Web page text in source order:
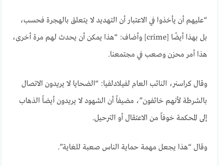
“عليهم أن يأخذوا في الاعتبار أن التهديد لا يتعلق بالهجرة فحسب،
بل بهذا أيضًا [crime] وأضاف: “هذا يمكن أن يحدث لهم مرة أخرى،
هذا أمر محزن وصعب في مجتمعنا.
وقال كراسنر، النائب العام لفيلادلفيا: “الضحايا لا يريدون الاتصال
بالشرطة لأنهم خائفون”، مضيفاً أن الشهود لا يريدون أيضاً الذهاب
إلى المحكمة خوفاً من الاعتقال أو الترحيل.
وقال “هذا يجعل مهمة حماية الناس صعبة للغاية”.